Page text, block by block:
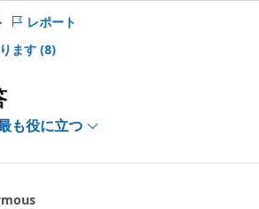
レポート
ます (8)
も役に立つ